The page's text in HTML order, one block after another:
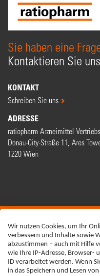
Sie haben eine
Kontaktieren Sie
KONTAKT
Schreiben Sie uns
ADRESSE
ratiopharm Arzneimittel
Donau-City-Straße 11, Ares
1220 Wien
IMPRESSUM
NEBENWIRKUNGSANZEIGEN
DATENSCHUTZ